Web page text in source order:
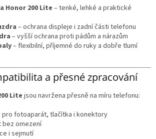
Honor 200 Lite – tenké, lehké a praktické
– ochrana displeje i zadní části telefonu
– vyšší ochrana proti pádům a nárazům
– flexibilní, příjemné do ruky a dobře tlumí
a přesné zpracování
Litejsou navržena přesně na míru telefonu:
fotoaparát, tlačítka i konektory
bez omezení
i sejmutí